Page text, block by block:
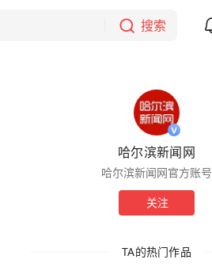
搜索
哈尔滨新闻网
哈尔滨新闻网官方账号
关注
TA的热门作品